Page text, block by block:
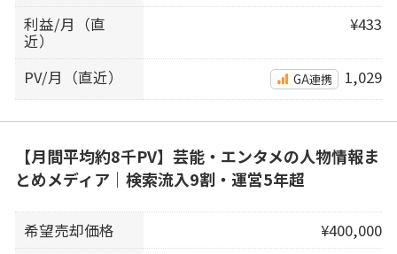
利益/月（直
近）
¥433
PV/月（直近） GA連携 1,029
【月間平均約8千PV】芸能・エンタメの人物情報ま
とめメディア｜検索流入9割・運営5年超
希望売却価格
¥400,000